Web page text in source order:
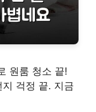
원룸 청소 끝!
걱정 끝. 지금